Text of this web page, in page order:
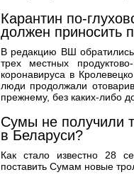
Карантин по-
должен приносить
В редакцию ВШ
трех местных
коронавируса в
люди продолжали
прежнему, без каких-либо
Сумы не получили
в Беларуси?
Как стало известно 28
поставить Сумам новые